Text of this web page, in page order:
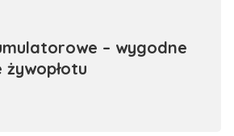
– wygodne